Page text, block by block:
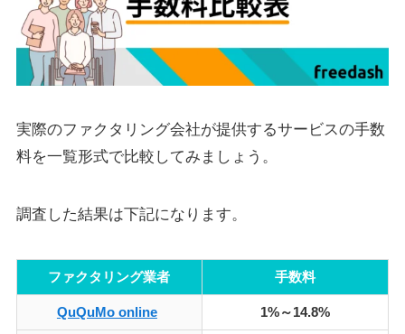
実際のファクタリング会社が提供するサービスの手数
料を一覧形式で比較してみましょう。
調査した結果は下記になります。
ファクタリング業者 手数料
QuQuMo online 1%～14.8%